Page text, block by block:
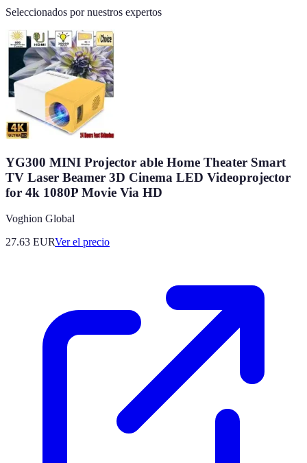
Seleccionados por nuestros expertos
YG300 MINI Projector able Home Theater Smart
TV Laser Beamer 3D Cinema LED Videoprojector
for 4k 1080P Movie Via HD
Voghion Global
27.63 EURVer el precio